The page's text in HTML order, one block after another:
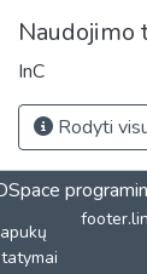
Naudojimo
InC
Rodyti